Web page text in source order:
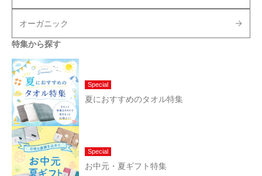
オーガニック
特集から探す
Special
夏におすすめのタオル特集
Special
お中元・夏ギフト特集